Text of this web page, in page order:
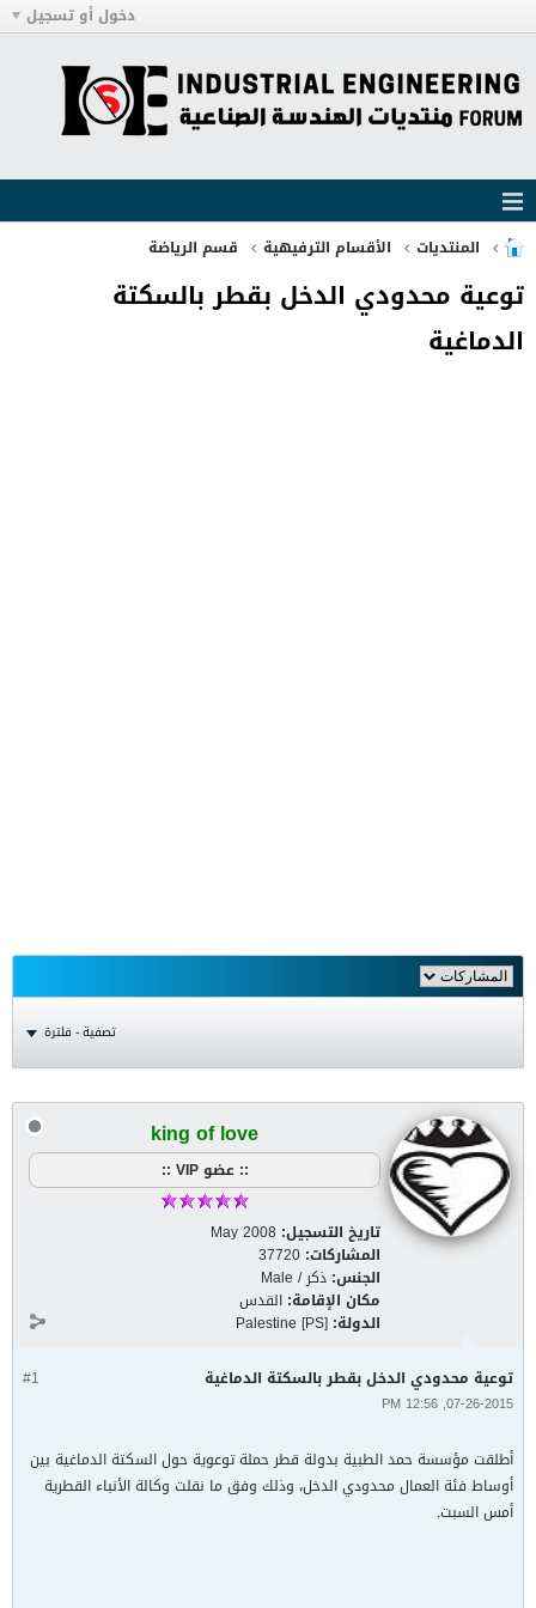
دخول أو تسجيل
المنتديات الأقسام الترفيهية قسم الرياضة
توعية محدودي الدخل بقطر بالسكتة
الدماغية
تصفية - فلترة
king of love
:: عضو VIP ::
تاريخ التسجيل: May 2008
المشاركات: 37720
الجنس: ذكر / Male
مكان الإقامة: القدس
الدولة: Palestine [PS]
#1 توعية محدودي الدخل بقطر بالسكتة الدماغية
07-26-2015, 12:56 PM
أطلقت مؤسسة حمد الطبية بدولة قطر حملة توعوية حول السكتة الدماغية بين
أوساط فئة العمال محدودي الدخل، وذلك وفق ما نقلت وكالة الأنباء القطرية
أمس السبت.